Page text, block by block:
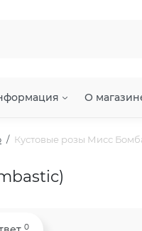
О
Кустовые розы Мисс
0